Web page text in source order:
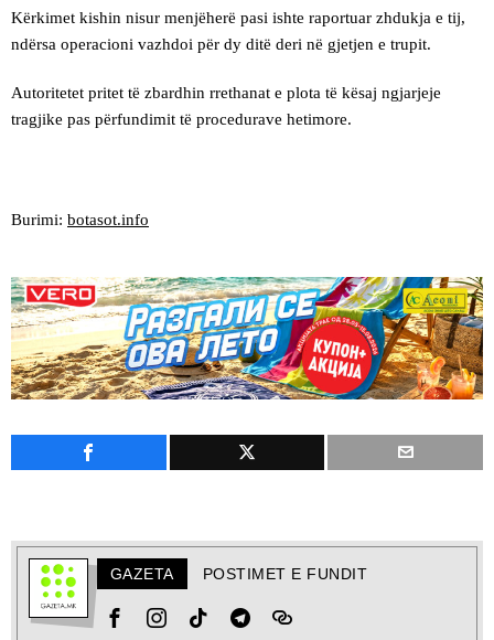
Kërkimet kishin nisur menjëherë pasi ishte raportuar zhdukja e tij,
ndërsa operacioni vazhdoi për dy ditë deri në gjetjen e trupit.
Autoritetet pritet të zbardhin rrethanat e plota të kësaj ngjarjeje
tragjike pas përfundimit të procedurave hetimore.
Burimi: botasot.info
GAZETA POSTIMET E FUNDIT